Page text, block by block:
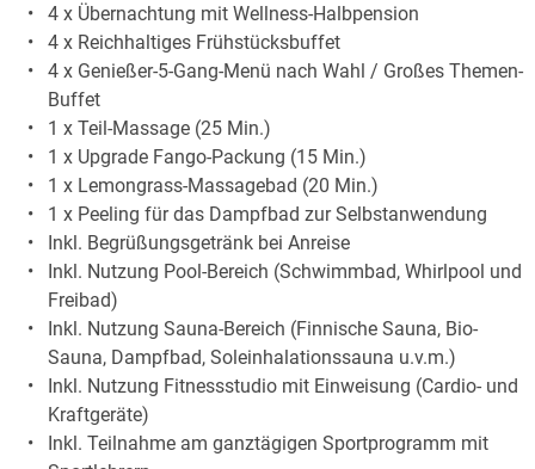
4 x Übernachtung mit Wellness-Halbpension
4 x Reichhaltiges Frühstücksbuffet
4 x Genießer-5-Gang-Menü nach Wahl / Großes Themen-
Buffet
1 x Teil-Massage (25 Min.)
1 x Upgrade Fango-Packung (15 Min.)
1 x Lemongrass-Massagebad (20 Min.)
1 x Peeling für das Dampfbad zur Selbstanwendung
Inkl. Begrüßungsgetränk bei Anreise
Inkl. Nutzung Pool-Bereich (Schwimmbad, Whirlpool und
Freibad)
Inkl. Nutzung Sauna-Bereich (Finnische Sauna, Bio-
Sauna, Dampfbad, Soleinhalationssauna u.v.m.)
Inkl. Nutzung Fitnessstudio mit Einweisung (Cardio- und
Kraftgeräte)
Inkl. Teilnahme am ganztägigen Sportprogramm mit